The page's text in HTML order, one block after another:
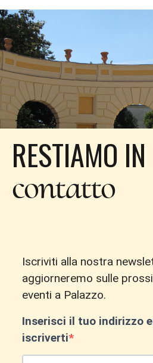
RESTIAMO IN
contatto
Iscriviti alla nostra
aggiorneremo sulle
eventi a Palazzo.
Inserisci il tuo indirizzo
iscriverti